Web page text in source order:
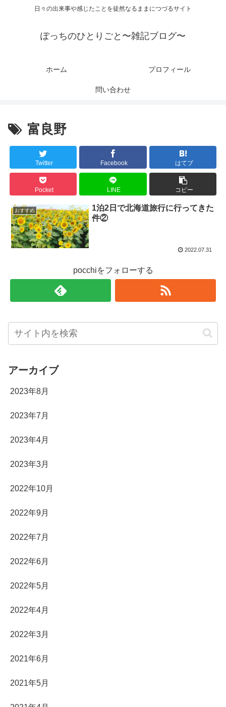
日々の出来事や感じたことを徒然なるままにつづるサイト
ぽっちのひとりごと〜雑記ブログ〜
ホーム プロフィール
問い合わせ
富良野
Twitter Facebook はてブ
Pocket LINE コピー
おすすめ
1泊2日で北海道旅行に行ってきた
件②
2022.07.31
pocchiをフォローする
アーカイブ
2023年8月
2023年7月
2023年4月
2023年3月
2022年10月
2022年9月
2022年7月
2022年6月
2022年5月
2022年4月
2022年3月
2021年6月
2021年5月